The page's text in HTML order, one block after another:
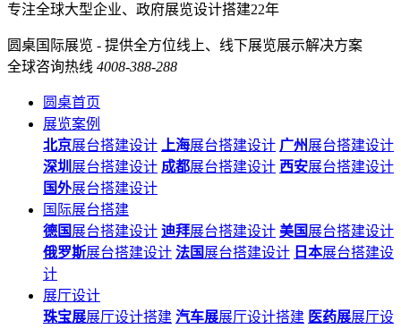
专注全球大型企业、政府展览设计搭建22年
圆桌国际展览 - 提供全方位线上、线下展览展示解决方案
全球咨询热线 4008-388-288
圆桌首页
展览案例
北京展台搭建设计 上海展台搭建设计 广州展台搭建设计
深圳 展台搭建设计 成都展台搭建设计 西安展台搭建设计
国外展台搭建设计
国际展台搭建
德国 展台搭建设计 迪拜展台搭建设计 美国 展台搭建设计
俄罗斯展台搭建设计 法国 展台搭建设计 日本展台搭建设
计
展厅设计
珠宝展展厅设计搭建 汽车展展厅设计搭建 医药展展厅设